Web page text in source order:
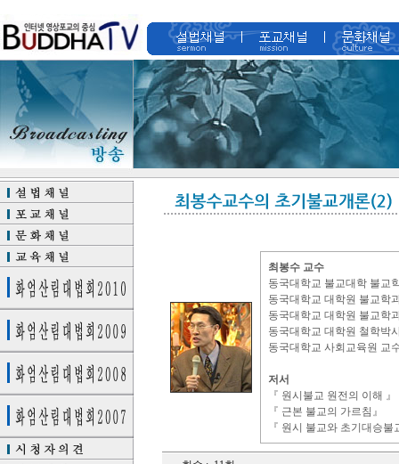
최봉수 교수
동국대학교 불교대학 불교
동국대학교 대학원 불교학
동국대학교 대학원 불교학
동국대학교 대학원 철학박
동국대학교 사회교육원 교
저서
『 원시불교 원전의 이해 』
『 근본 불교의 가르침』
『 원시 불교와 초기대승